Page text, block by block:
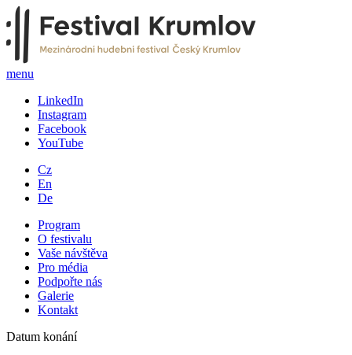
menu
LinkedIn
Instagram
Facebook
YouTube
Cz
En
De
Program
O festivalu
Vaše návštěva
Pro média
Podpořte nás
Galerie
Kontakt
Datum konání